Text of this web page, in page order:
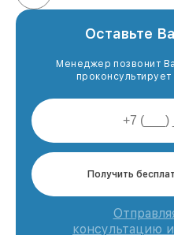
Оставьте
Менеджер позвонит
Получить
консультацию